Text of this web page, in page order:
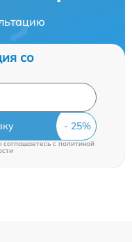
со
соглашаетесь cполитикой